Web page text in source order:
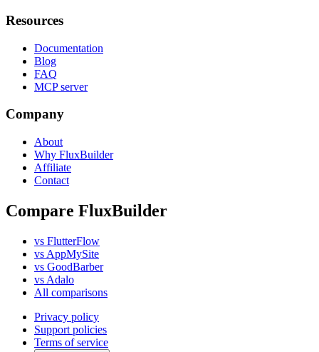
Resources
Documentation
Blog
FAQ
MCP server
Company
About
Why FluxBuilder
Affiliate
Contact
Compare FluxBuilder
vs FlutterFlow
vs AppMySite
vs GoodBarber
vs Adalo
All comparisons
Privacy policy
Support policies
Terms of service